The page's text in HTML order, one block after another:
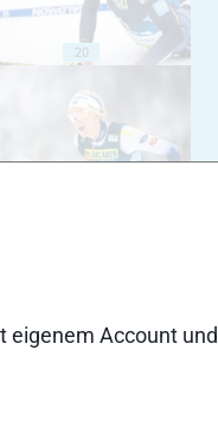
20
eigenem Account und